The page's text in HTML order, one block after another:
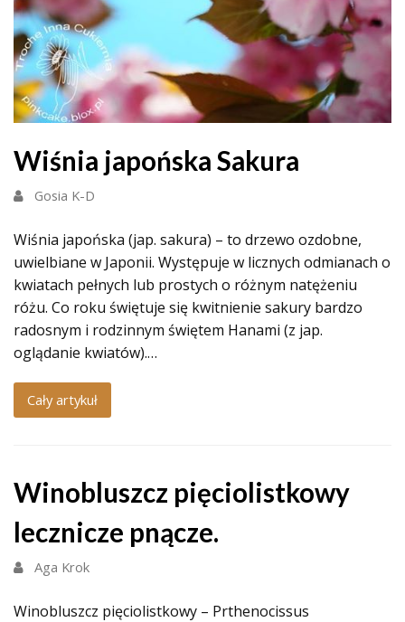
Wiśnia japońska Sakura
Gosia K-D
Wiśnia japońska (jap. sakura) – to drzewo ozdobne,
uwielbiane w Japonii. Występuje w licznych odmianach o
kwiatach pełnych lub prostych o różnym natężeniu
różu. Co roku świętuje się kwitnienie sakury bardzo
radosnym i rodzinnym świętem Hanami (z jap.
oglądanie kwiatów).…
Cały artykuł
Winobluszcz pięciolistkowy
lecznicze pnącze.
Aga Krok
Winobluszcz pięciolistkowy – Prthenocissus